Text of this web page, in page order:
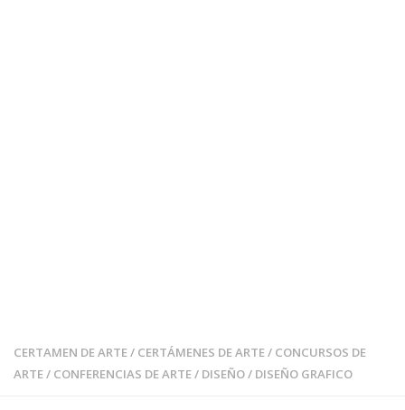
CERTAMEN DE ARTE/ CERTÁMENES DE ARTE/ CONCURSOS DE
ARTE/ CONFERENCIAS DE ARTE/ DISEÑO/ DISEÑO GRAFICO